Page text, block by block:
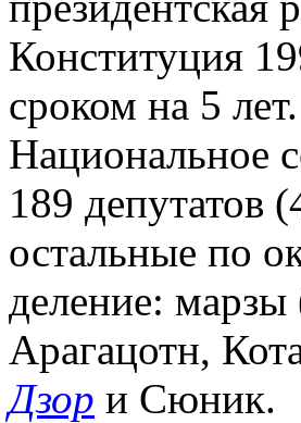
Конституция
сроком на 5
Национальное
189 депутатов
остальные по
деление:
Арагацотн,
Дзор и Сюник.